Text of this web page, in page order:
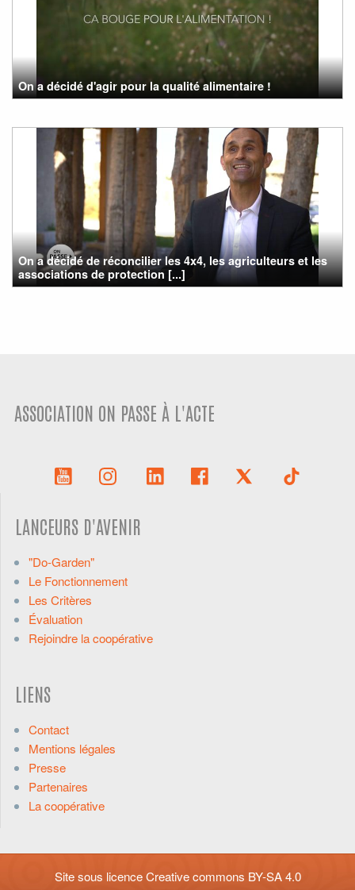
On a décidé d'agir pour la qualité alimentaire !
On a décidé de réconcilier les 4x4, les agriculteurs et les
associations de protection [...]
ASSOCIATION ON PASSE À L'ACTE
LANCEURS D'AVENIR
"Do-Garden"
Le Fonctionnement
Les Critères
Évaluation
Rejoindre la coopérative
LIENS
Contact
Mentions légales
Presse
Partenaires
La coopérative
Site sous licenceCreative commons BY-SA 4.0